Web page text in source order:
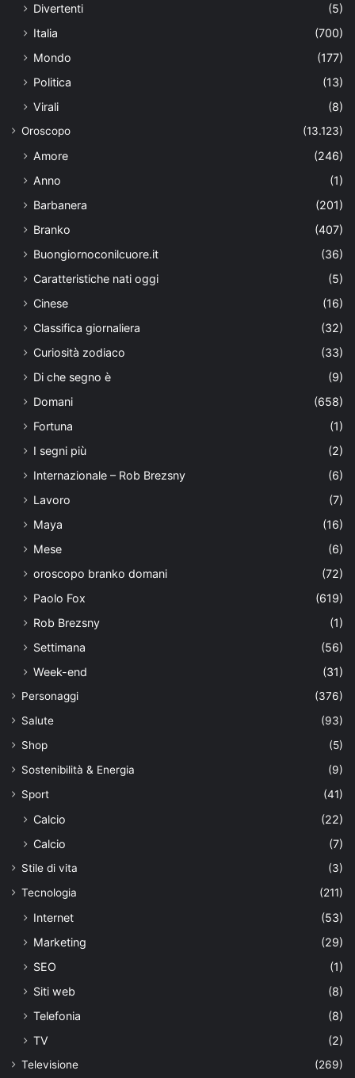
Divertenti
(5)
Italia
(700)
Mondo
(177)
Politica
(13)
Virali
(8)
Oroscopo (13.123)
Amore
(246)
Anno
(1)
Barbanera
(201)
Branko
(407)
Buongiornoconilcuore.it
(36)
Caratteristiche nati oggi
(5)
Cinese
(16)
Classifica giornaliera
(32)
Curiosità zodiaco
(33)
Di che segno è
(9)
Domani
(658)
Fortuna
(1)
I segni più
(2)
Internazionale – Rob Brezsny
(6)
Lavoro
(7)
Maya
(16)
Mese
(6)
oroscopo branko domani
(72)
Paolo Fox
(619)
Rob Brezsny
(1)
Settimana
(56)
Week-end
(31)
Personaggi
(376)
Salute
(93)
Shop
(5)
Sostenibilità & Energia
(9)
Sport
(41)
Calcio
(22)
Calcio
(7)
Stile di vita
(3)
Tecnologia
(211)
Internet
(53)
Marketing
(29)
SEO
(1)
Siti web
(8)
Telefonia
(8)
TV
(2)
Televisione (269)